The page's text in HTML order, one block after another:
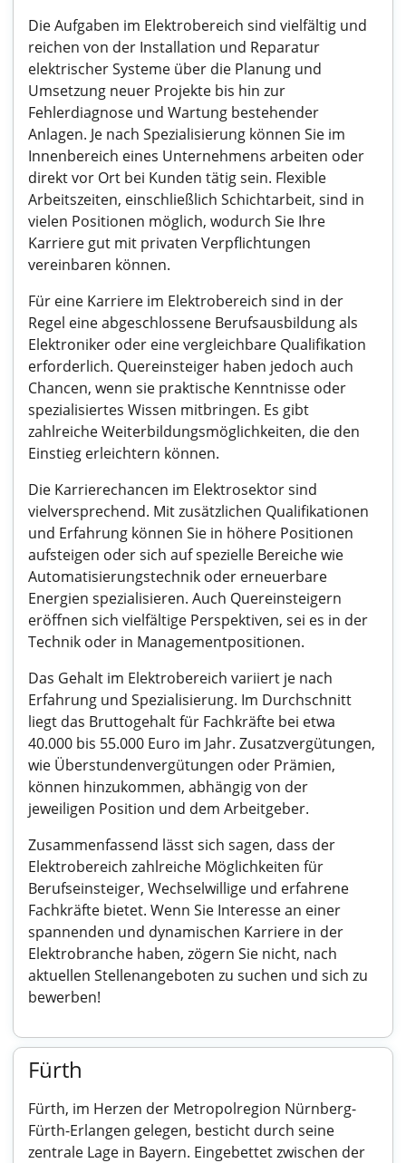
Die Aufgaben im Elektrobereich sind vielfältig und
reichen von der Installation und Reparatur
elektrischer Systeme über die Planung und
Umsetzung neuer Projekte bis hin zur
Fehlerdiagnose und Wartung bestehender
Anlagen. Je nach Spezialisierung können Sie im
Innenbereich eines Unternehmens arbeiten oder
direkt vor Ort bei Kunden tätig sein. Flexible
Arbeitszeiten, einschließlich Schichtarbeit, sind in
vielen Positionen möglich, wodurch Sie Ihre
Karriere gut mit privaten Verpflichtungen
vereinbaren können.
Für eine Karriere im Elektrobereich sind in der
Regel eine abgeschlossene Berufsausbildung als
Elektroniker oder eine vergleichbare Qualifikation
erforderlich. Quereinsteiger haben jedoch auch
Chancen, wenn sie praktische Kenntnisse oder
spezialisiertes Wissen mitbringen. Es gibt
zahlreiche Weiterbildungsmöglichkeiten, die den
Einstieg erleichtern können.
Die Karrierechancen im Elektrosektor sind
vielversprechend. Mit zusätzlichen Qualifikationen
und Erfahrung können Sie in höhere Positionen
aufsteigen oder sich auf spezielle Bereiche wie
Automatisierungstechnik oder erneuerbare
Energien spezialisieren. Auch Quereinsteigern
eröffnen sich vielfältige Perspektiven, sei es in der
Technik oder in Managementpositionen.
Das Gehalt im Elektrobereich variiert je nach
Erfahrung und Spezialisierung. Im Durchschnitt
liegt das Bruttogehalt für Fachkräfte bei etwa
40.000 bis 55.000 Euro im Jahr. Zusatzvergütungen,
wie Überstundenvergütungen oder Prämien,
können hinzukommen, abhängig von der
jeweiligen Position und dem Arbeitgeber.
Zusammenfassend lässt sich sagen, dass der
Elektrobereich zahlreiche Möglichkeiten für
Berufseinsteiger, Wechselwillige und erfahrene
Fachkräfte bietet. Wenn Sie Interesse an einer
spannenden und dynamischen Karriere in der
Elektrobranche haben, zögern Sie nicht, nach
aktuellen Stellenangeboten zu suchen und sich zu
bewerben!
Fürth
Fürth, im Herzen der Metropolregion Nürnberg-
Fürth-Erlangen gelegen, besticht durch seine
zentrale Lage in Bayern. Eingebettet zwischen der